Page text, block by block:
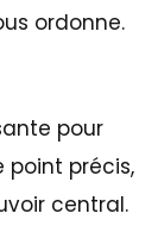
ordonne.
pour
point précis,
central.